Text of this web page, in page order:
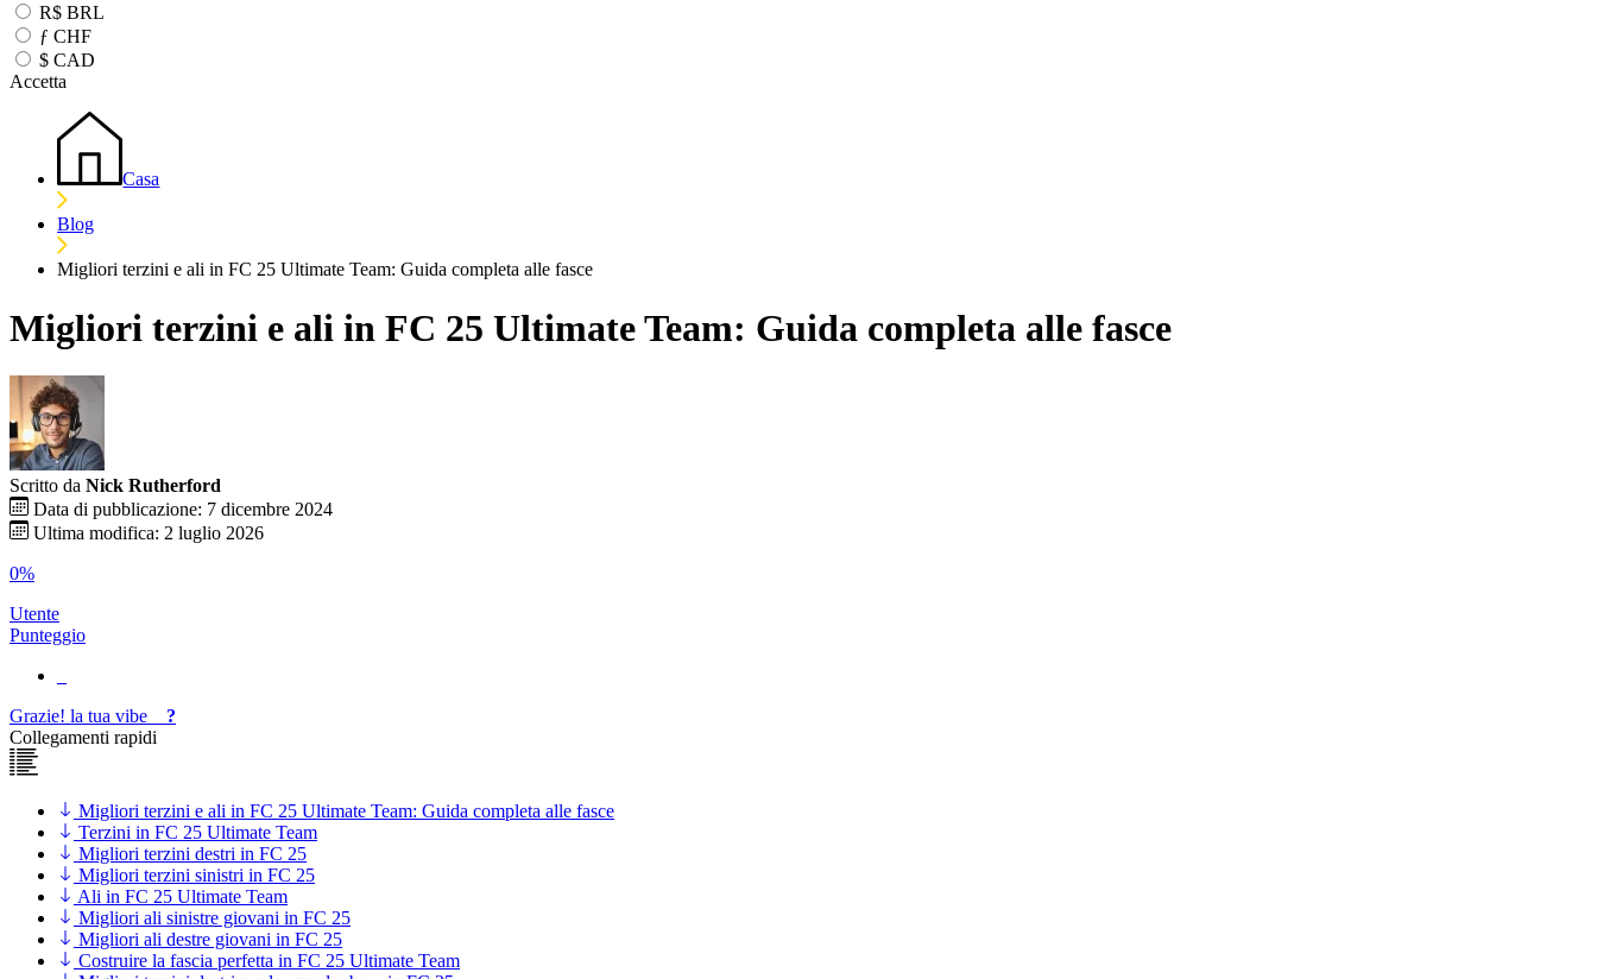
R$ BRL
ƒ CHF
$ CAD
Accetta
Casa
Blog
Migliori terzini e ali in FC 25 Ultimate Team: Guida completa alle fasce
Migliori terzini e ali in FC 25 Ultimate Team: Guida completa alle fasce
Scritto da Nick Rutherford
Data di pubblicazione: 7 dicembre 2024
Ultima modifica: 2 luglio 2026
0%
Utente
Punteggio
Grazie! la tua vibe
?
Collegamenti rapidi
Migliori terzini e ali in FC 25 Ultimate Team: Guida completa alle fasce
Terzini in FC 25 Ultimate Team
Migliori terzini destri in FC 25
Migliori terzini sinistri in FC 25
Ali in FC 25 Ultimate Team
Migliori ali sinistre giovani in FC 25
Migliori ali destre giovani in FC 25
Costruire la fascia perfetta in FC 25 Ultimate Team